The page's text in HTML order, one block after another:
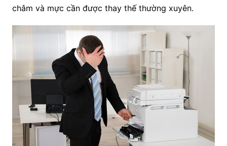
châm và mực cần được thay thế thường xuyên.